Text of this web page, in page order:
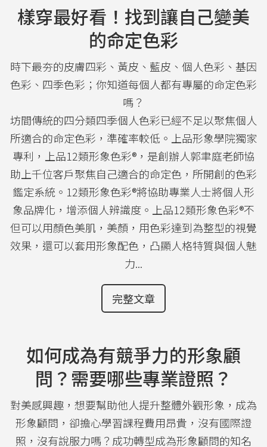
樣穿最好看！找到讓自己變美
的命定色彩
時下最夯的皮膚四彩、黃皮、藍皮、個人色彩、基因
色彩、四季色彩；你知道每個人都有專屬的命定色彩
嗎？
坊間傳統的四分類四季個人色彩已經不足以聚焦個人
所適合的命定色彩，準確率較低。上品形象學院獨家
專利，上品12類形象色彩®，是創辦人郭聿庭老師協
助上千位客戶聚焦自己適合的命定色，所開創的色彩
鑑定系統。12類形象色彩®將協助專業人士將個人形
象品牌化，增添個人辨識度。上品12類形象色彩®不
但可以用顏色美肌，美顏，用色彩達到為整型的視覺
效果，還可以套用形象配色，凸顯人格特質與個人魅
力...
完整文章
如何成為有競爭力的形象顧
問？需要哪些專業證照？
對美感興趣，想要幫助他人提升整體外觀形象，成為
形象顧問，卻擔心學習課程費用昂貴，沒有國際證
照，沒有說服力嗎？成功轉型成為形象顧問的知名